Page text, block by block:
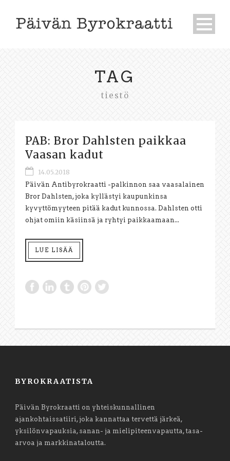
TAG
tiestö
PAB: Bror Dahlsten paikkaa
Vaasan kadut
14.05.2018
Päivän Antibyrokraatti -palkinnon saa vaasalainen
Bror Dahlsten, joka kyllästyi kaupunkinsa
kyvyttömyyteen pitää kadut kunnossa. Dahlsten otti
ohjat omiin käsiinsä ja ryhtyi paikkaamaan...
LUE LISÄÄ
BYROKRAATISTA
Päivän Byrokraatti on yhteiskunnallinen
ajankohtaissatiiri, joka kannattaa tervettä järkeä,
yksilönvapauksia, sanan- ja mielipiteenvapautta, tasa-
arvoa ja markkinataloutta.